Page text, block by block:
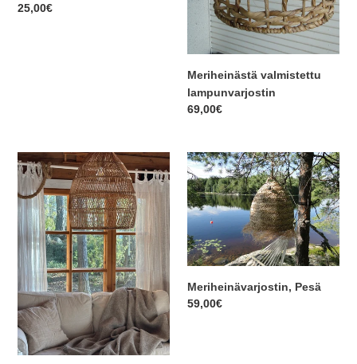
Normaalihinta
25,00€
Meriheinästä valmistettu
lampunvarjostin
Normaalihinta
69,00€
Rottinkivarjostin
Majakka
Meriheinävarjostin,
Pesä
Meriheinävarjostin, Pesä
Normaalihinta
59,00€